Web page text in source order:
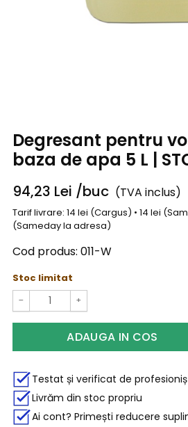
Degresant pentru
baza de apa 5 L |
94,23 Lei /buc (TVA inclus)
Tarif livrare: 14 lei (Cargus) • 14 lei
(Sameday la adresa)
Cod produs: 011-W
Stoc limitat
− +
ADAUGA IN COS
Testat și verificat de
Livrăm din stoc propriu
Ai cont? Primești reducere